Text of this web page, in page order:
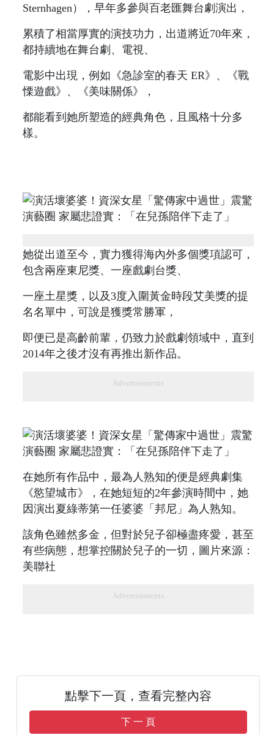
Sternhagen），早年多參與百老匯舞台劇演出，
累積了相當厚實的演技功力，出道將近70年來，
都持續地在舞台劇、電視、
電影中出現，例如《急診室的春天 ER》、《戰
慄遊戲》、《美味關係》，
都能看到她所塑造的經典角色，且風格十分多
樣。
她從出道至今，實力獲得海內外多個獎項認可，
包含兩座東尼獎、一座戲劇台獎、
一座土星獎，以及3度入圍黃金時段艾美獎的提
名名單中，可說是獲獎常勝軍，
即便已是高齡前輩，仍致力於戲劇領域中，直到
2014年之後才沒有再推出新作品。
Advertisements
在她所有作品中，最為人熟知的便是經典劇集
《慾望城市》，在她短短的2年參演時間中，她
因演出夏綠蒂第一任婆婆「邦尼」為人熟知。
該角色雖然多金，但對於兒子卻極盡疼愛，甚至
有些病態，想掌控關於兒子的一切，圖片來源：
美聯社
Advertisements
點擊下一頁，查看完整內容
下 一 頁